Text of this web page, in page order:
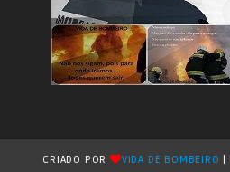
CRIADO POR VIDA DE BOMBEIRO